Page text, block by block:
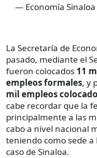
— Economía Sinaloa
La Secretaría de
pasado, mediante el
fueron colocados 11
empleos formales, y
mil empleos
cabe recordar que la
principalmente a las
cabo a nivel nacional
teniendo como sede a
caso de Sinaloa.